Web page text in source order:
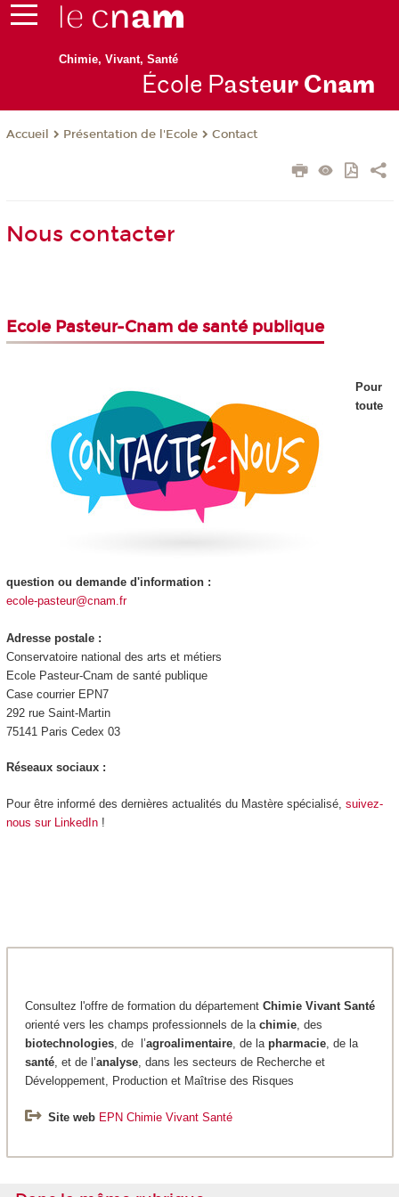
Chimie, Vivant, Santé
École Pasteur Cnam
Accueil Présentation de l'Ecole Contact
Nous contacter
Ecole Pasteur-Cnam de santé publique
Pour
toute
question ou demande d'information :
ecole-pasteur@cnam.fr
Adresse postale :
Conservatoire national des arts et métiers
Ecole Pasteur-Cnam de santé publique
Case courrier EPN7
292 rue Saint-Martin
75141 Paris Cedex 03
Réseaux sociaux :
Pour être informé des dernières actualités du Mastère spécialisé, suivez-
nous sur LinkedIn!
Consultez l'offre de formation du départementChimie Vivant Santé
orienté vers les champs professionnels de la chimie, des
biotechnologies, de l’agroalimentaire, de la pharmacie, de la
santé, et de l’analyse, dans les secteurs de Recherche et
Développement, Production et Maîtrise des Risques
Site web EPN Chimie Vivant Santé